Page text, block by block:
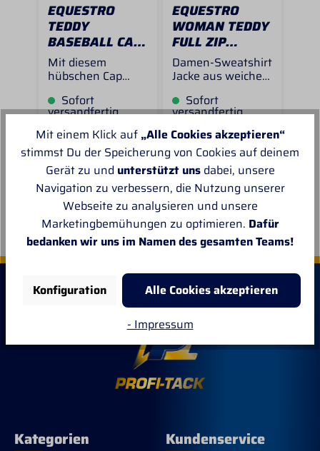
EQUESTRO
TEDDY
BASEBALL CAP
IN 3 FARBEN
Mit diesem
hübschen Cap
dem Winter
stilvoll! Der Teddy-
Stoff verleiht ihr
einen trendigen
Look. Das Basecap
lässt sich vielseitig
kombinieren.
Material: 100%
PolyesterTrendige
Mütze aus
TeddystoffVerziert
SpruchLeicht
verstellbar auf der
Sofort
versandfertig
29,90 € *
17,94 € *
Zum Produkt
EQUESTRO
WOMAN TEDDY
FULL ZIP
JACKET WITH
HOOD BLACK
Damen-Sweatshirt
Jacke aus weichem
praktischer
Fronttasche – der
perfekte Begleiter
für kalte
Wintertage. Diese
Teddy Fleecejacke
bietet nicht nur
hohen
Tragekomfort,
sondern auch
ausgezeichnete
Funktionalität.
Material hilft
dabei, die
Körpertemperatur
zu regulieren und
sorgt für ein
angenehmes
Gefühl, selbst
wenn die
thermische
Isolierung schützt
Sofort
versandfertig
159,00 € *
95,40 € *
Zum Produkt
Kategorien Kundenservice
Mit einem Klick auf „Alle Cookies akzeptieren“
stimmst Du der Speicherung von Cookies auf deinem
Gerät zu und unterstützt unsdabei, unsere
Navigation zu verbessern, die Nutzung unserer
Webseite zu analysieren und unsere
Marketingbemühungen zu optimieren. Dafür
bedanken wir uns im Namen des gesamten Teams!
Konfiguration
Alle Cookies akzeptieren
- Impressum